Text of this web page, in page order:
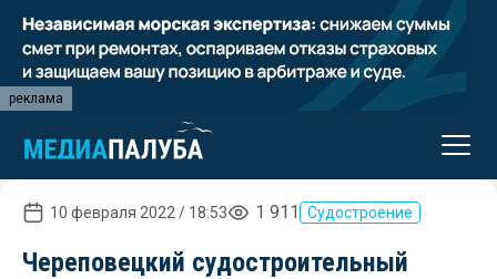
реклама
10 февраля 2022 / 18:53 1 911 Судостроение
Череповецкий судостроительный